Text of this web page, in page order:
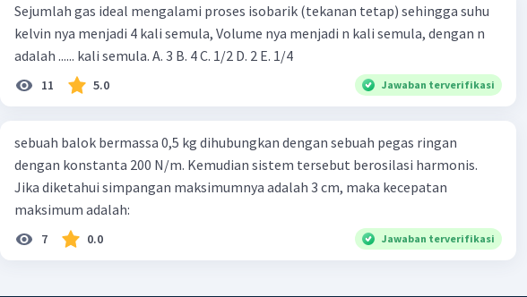
Sejumlah gas ideal mengalami proses isobarik (tekanan tetap) sehingga suhu
kelvin nya menjadi 4 kali semula, Volume nya menjadi n kali semula, dengan n
adalah ...... kali semula. A. 3 B. 4 C. 1/2 D. 2 E. 1/4
11 5.0 Jawaban terverifikasi
sebuah balok bermassa 0,5 kg dihubungkan dengan sebuah pegas ringan
dengan konstanta 200 N/m. Kemudian sistem tersebut berosilasi harmonis.
Jika diketahui simpangan maksimumnya adalah 3 cm, maka kecepatan
maksimum adalah:
7 0.0 Jawaban terverifikasi